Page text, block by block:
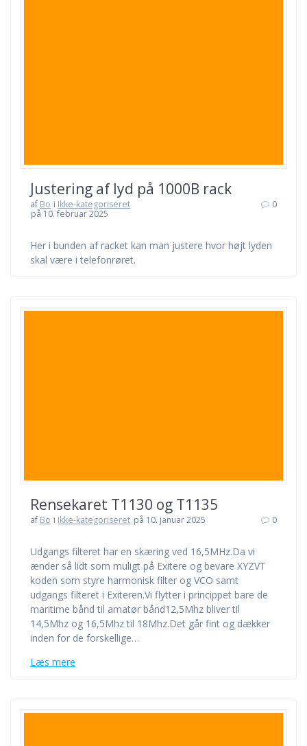
Justering af lyd på 1000B rack
af Bo i Ikke-kategoriseret
på 10. februar 2025
0
Her i bunden af racket kan man justere hvor højt lyden
skal være i telefonrøret.
Rensekaret T1130 og T1135
af Bo i Ikke-kategoriseret på 10. januar 2025 0
Udgangs filteret har en skæring ved 16,5MHz.Da vi
ænder så lidt som muligt på Exitere og bevare XYZVT
koden som styre harmonisk filter og VCO samt
udgangs filteret i Exiteren.Vi flytter i princippet bare de
maritime bånd til amatør bånd12,5Mhz bliver til
14,5Mhz og 16,5Mhz til 18Mhz.Det går fint og dækker
inden for de forskellige…
Læs mere